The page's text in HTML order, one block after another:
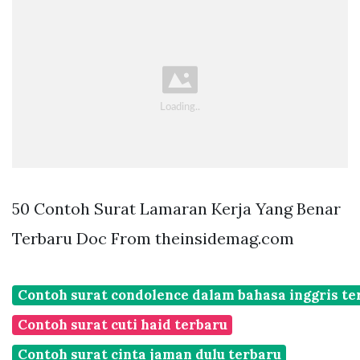
50 Contoh Surat Lamaran Kerja Yang Benar
Terbaru Doc From theinsidemag.com
Contoh surat condolence dalam bahasa inggris
Contoh surat cuti haid terbaru
Contoh surat cinta jaman dulu terbaru